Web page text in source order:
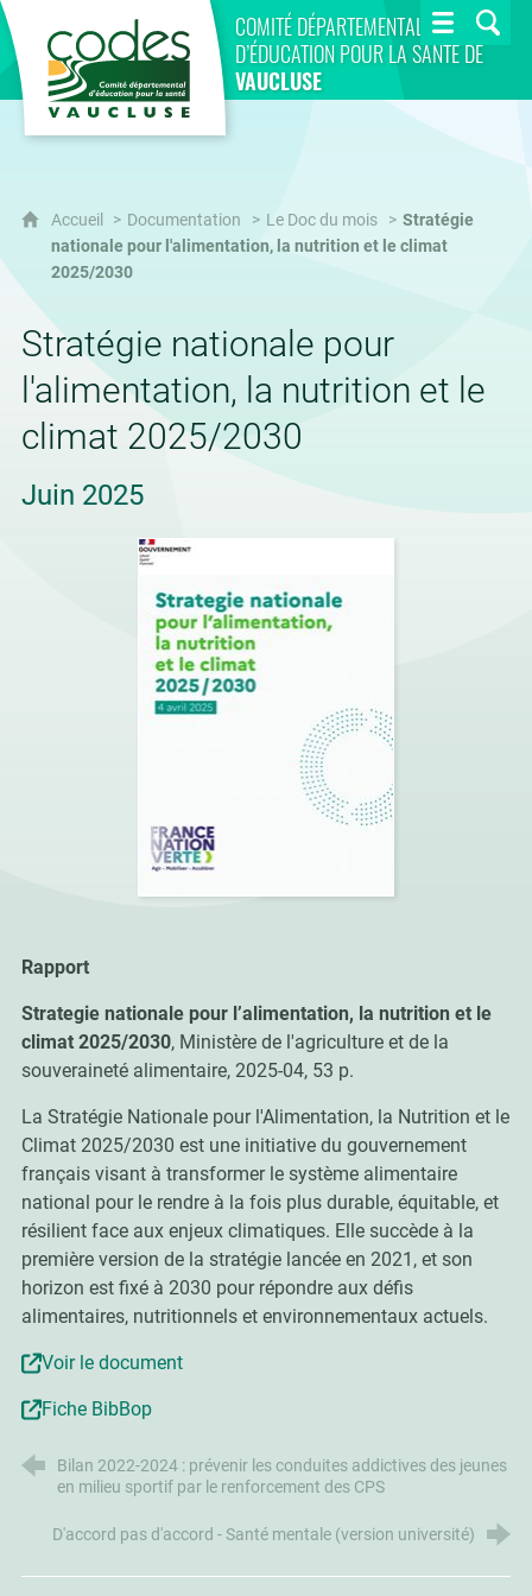
COMITÉ DÉPARTEMENTAL
D’ÉDUCATION POUR LA SANTÉ DE
VAUCLUSE
CoDES 84
Accueil Documentation Le Doc du mois
Stratégie
nationale pour l'alimentation, la nutrition et le climat
2025/2030
Stratégie nationale pour
l'alimentation, la nutrition et le
climat 2025/2030
Juin 2025
Rapport
Strategie nationale pour l’alimentation, la nutrition et le
climat 2025/2030, Ministère de l'agriculture et de la
souveraineté alimentaire, 2025-04, 53 p.
La Stratégie Nationale pour l'Alimentation, la Nutrition et le
Climat 2025/2030 est une initiative du gouvernement
français visant à transformer le système alimentaire
national pour le rendre à la fois plus durable, équitable, et
résilient face aux enjeux climatiques. Elle succède à la
première version de la stratégie lancée en 2021, et son
horizon est fixé à 2030 pour répondre aux défis
alimentaires, nutritionnels et environnementaux actuels.
Voir le document
Fiche BibBop
Bilan 2022-2024 : prévenir les conduites addictives des jeunes
en milieu sportif par le renforcement des CPS
D'accord pas d'accord - Santé mentale (version université)